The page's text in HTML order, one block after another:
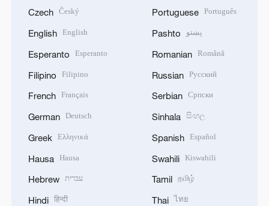
Czech Český
English English
Esperanto Esperanto
Filipino Filipino
French Français
German Deutsch
Greek Ελληνικά
Hausa Hausa
Hebrew עברית
Hindi हिन्दी
Portuguese Português
Pashto پښتو
Romanian Română
Russian Русский
Serbian Српски
Sinhala සිංහල
Spanish Español
Swahili Kiswahili
Tamil தமிழ்
Thai ไทย